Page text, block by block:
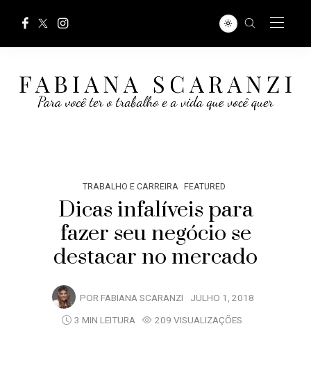
TRABALHO E CARREIRA FEATURED
Dicas infalíveis para
fazer seu negócio se
destacar no mercado
POR FABIANA SCARANZI JULHO 1, 2018
3 MIN LEITURA
209 VISUALIZAÇÕES